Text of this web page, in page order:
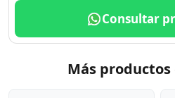
Consultar
Más productos